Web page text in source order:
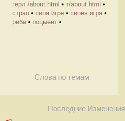
герл /about.html • т/about.html •
страп • своя игре • своея игра •
реба • поцыент •
Слова по темам
Последние Изменения